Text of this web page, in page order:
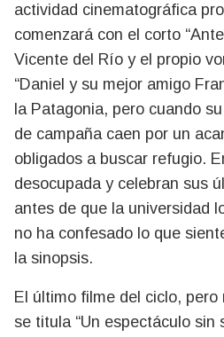
actividad cinematográfica
comenzará con el corto
Vicente del Río y el propio
“Daniel y su mejor amigo
la Patagonia, pero cuando
de campaña caen por un
obligados a buscar refugio.
desocupada y celebran sus
antes de que la universidad
no ha confesado lo que
la sinopsis.
El último filme del ciclo,
se titula “Un espectáculo sin